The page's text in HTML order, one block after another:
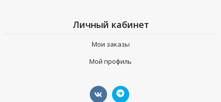
Личный кабинет
Мои заказы
Мой профиль